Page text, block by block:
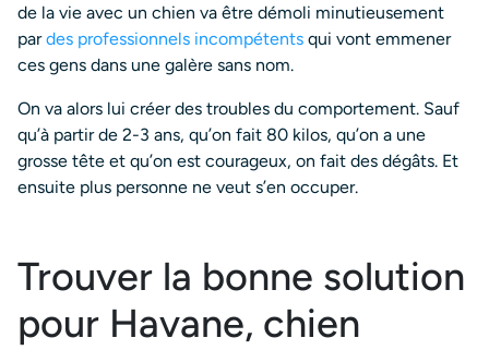
de la vie avec un chien va être démoli minutieusement
pardes professionnels incompétents qui vont emmener
ces gens dans une galère sans nom.
On va alors lui créer des troubles du comportement. Sauf
qu’à partir de 2-3 ans, qu’on fait 80 kilos, qu’on a une
grosse tête et qu’on est courageux, on fait des dégâts. Et
ensuite plus personne ne veut s’en occuper.
Trouver la bonne solution
pour Havane, chien